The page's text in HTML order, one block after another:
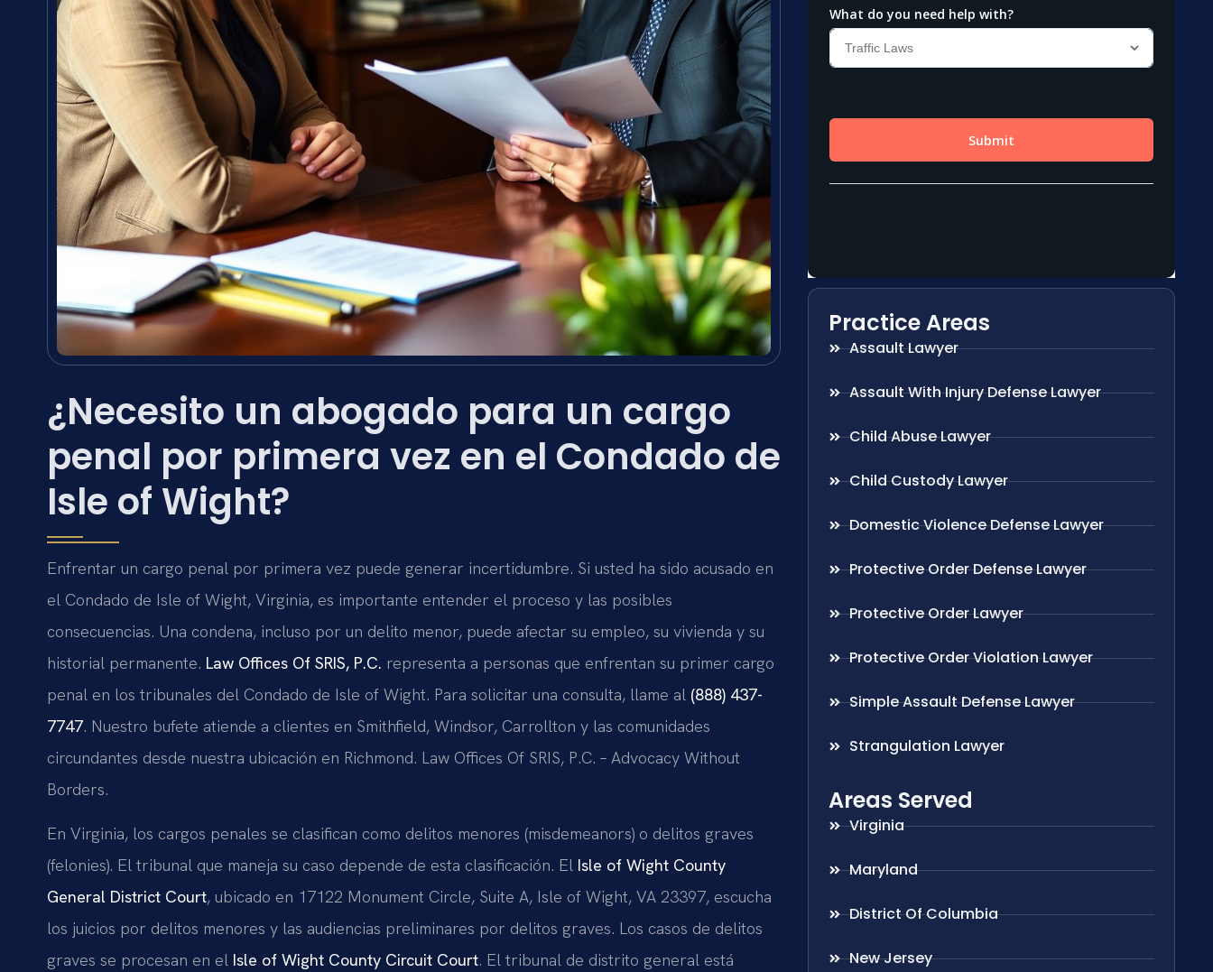
¿Necesito un abogado para un cargo
penal por primera vez en el Condado de
Isle of Wight?
Enfrentar un cargo penal por primera vez puede generar incertidumbre. Si usted ha sido acusado en
el Condado de Isle of Wight, Virginia, es importante entender el proceso y las posibles
consecuencias. Una condena, incluso por un delito menor, puede afectar su empleo, su vivienda y su
historial permanente. Law Offices Of SRIS, P.C. representa a personas que enfrentan su primer cargo
penal en los tribunales del Condado de Isle of Wight. Para solicitar una consulta, llame al (888) 437-
7747. Nuestro bufete atiende a clientes en Smithfield, Windsor, Carrollton y las comunidades
circundantes desde nuestra ubicación en Richmond. Law Offices Of SRIS, P.C. – Advocacy Without
Borders.
En Virginia, los cargos penales se clasifican como delitos menores (misdemeanors) o delitos graves
(felonies). El tribunal que maneja su caso depende de esta clasificación. El Isle of Wight County
General District Court, ubicado en 17122 Monument Circle, Suite A, Isle of Wight, VA 23397, escucha
los juicios por delitos menores y las audiencias preliminares por delitos graves. Los casos de delitos
graves se procesan en el Isle of Wight County Circuit Court. El tribunal de distrito general está
Practice Areas
Assault Lawyer
Assault With Injury Defense Lawyer
Child Abuse Lawyer
Child Custody Lawyer
Domestic Violence Defense Lawyer
Protective Order Defense Lawyer
Protective Order Lawyer
Protective Order Violation Lawyer
Simple Assault Defense Lawyer
Strangulation Lawyer
Areas Served
Virginia
Maryland
District Of Columbia
New Jersey